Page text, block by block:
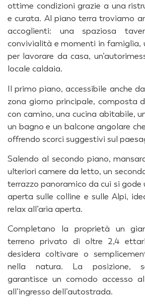
ottime condizioni grazie a una
e curata. Al piano terra troviamo
accoglienti: una spaziosa
convivialità e momenti in famiglia,
per lavorare da casa,
locale caldaia.
Il primo piano, accessibile anche
zona giorno principale, composta
con camino, una cucina abitabile,
un bagno e un balcone angolare
offrendo scorci suggestivi sul
Salendo al secondo piano,
ulteriori camere da letto, un
terrazzo panoramico da cui si gode
aperta sulle colline e sulle Alpi,
relax all’aria aperta.
Completano la proprietà un
terreno privato di oltre 2,4
desidera coltivare o
nella natura. La posizione,
garantisce un comodo accesso
all’ingresso dell’autostrada.